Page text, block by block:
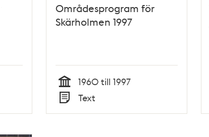
Områdesprogram för
Skärholmen 1997
Tid
1960 till 1997
Typ
Text